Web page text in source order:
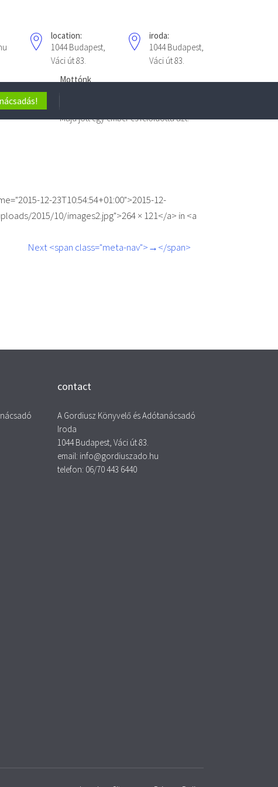
iroda:
1044 Budapest,
Váci út 83.
location:
1044 Budapest,
Váci út 83.
Mottónk
Majd jött egy ember és feloldotta azt!"
12-23T10:54:54+01:00">2015-12-
2015/10/images2.jpg">264 × 121</a> in <a
Next <span class="meta-nav">→</span>
contact
A Gordiusz Könyvelő és Adótanácsadó
Iroda
1044 Budapest, Váci út 83.
email: info@gordiuszado.hu
telefon: 06/70 443 6440